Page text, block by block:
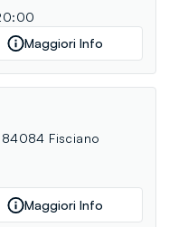
Maggiori Info
Fisciano
Maggiori Info